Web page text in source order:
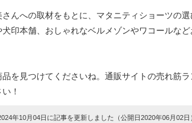
んへの取材をもとに、マタニティショーツの
印本舗、おしゃれなベルメゾンやワコールな
を見つけてくださいね。通販サイトの売れ筋
！
年10月04日に記事を更新しました（公開日2020年06月02日